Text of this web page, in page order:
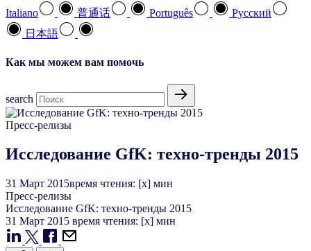
Italiano
普通话 Português
Pусский
日本語
Как мы можем вам помочь
search
Пресс-релизы
Исследование GfK: техно-тренды 2015
31 Март 2015время чтения: [x] мин
Пресс-релизы
Исследование GfK: техно-тренды 2015
31 Март 2015 время чтения: [x] мин